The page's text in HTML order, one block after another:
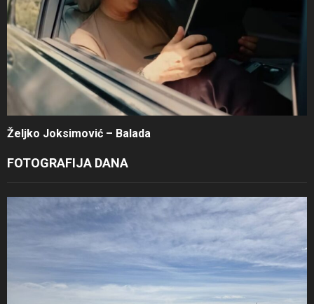
Željko Joksimović – Balada
FOTOGRAFIJA DANA